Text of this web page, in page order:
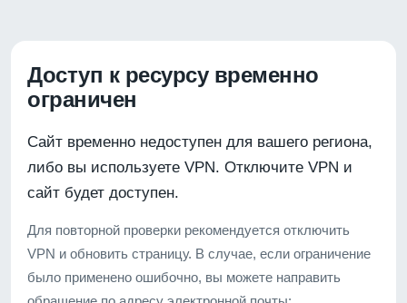
Доступ к ресурсу временно
ограничен
Сайт временно недоступен для вашего региона,
либо вы используете VPN. Отключите VPN и
сайт будет доступен.
Для повторной проверки рекомендуется отключить
VPN и обновить страницу. В случае, если ограничение
было применено ошибочно, вы можете направить